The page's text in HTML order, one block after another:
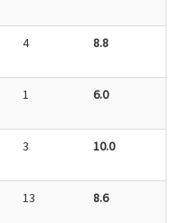
4 8.8
1 6.0
3 10.0
13 8.6